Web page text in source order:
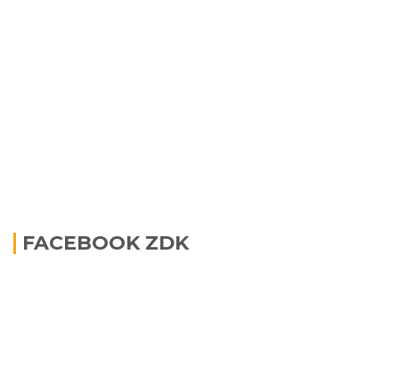
FACEBOOK ZDK